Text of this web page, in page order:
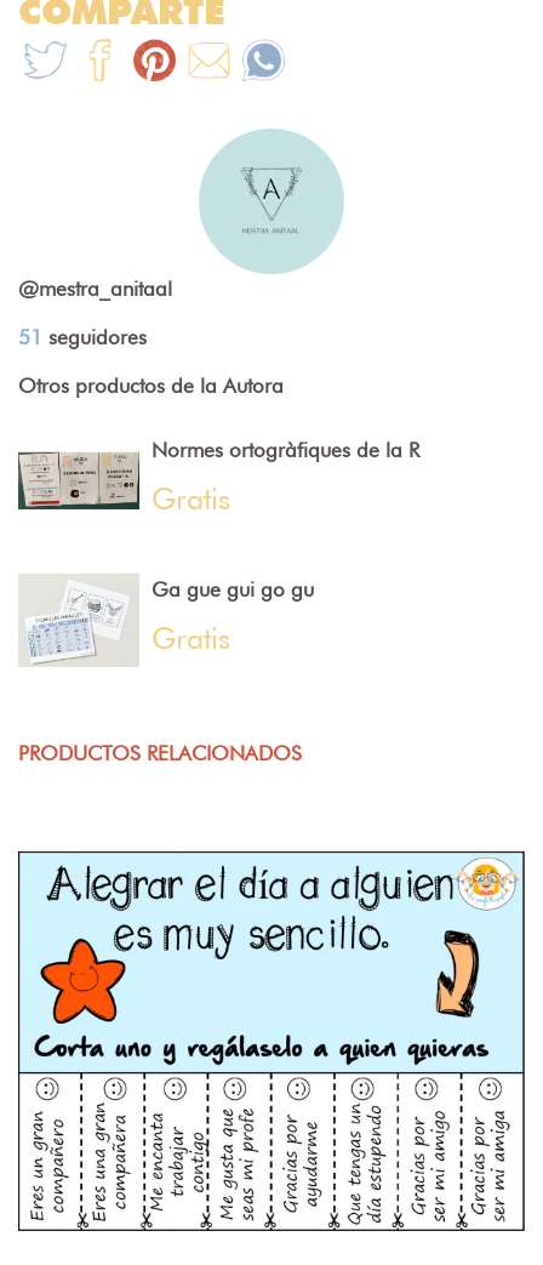
COMPARTE
@mestra_anitaal
51 seguidores
Otros productos de la Autora
Normes ortogràfiques de la R
Gratis
Ga gue gui go gu
Gratis
PRODUCTOS RELACIONADOS